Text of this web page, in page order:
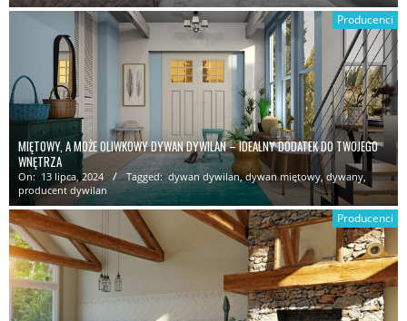
Producenci
MIĘTOWY, A MOŻE OLIWKOWY DYWAN DYWILAN – IDEALNY DODATEK DO TWOJEGO
WNĘTRZA
On: 13 lipca, 2024 Tagged: dywan dywilan,dywan miętowy,dywany,
producent dywilan
Producenci